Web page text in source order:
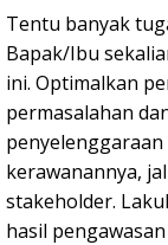
Tentu banyak
Bapak/Ibu
ini. Optimalkan
permasalahan
kerawanannya,
stakeholder.
hasil